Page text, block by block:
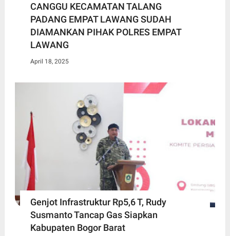
CANGGU KECAMATAN TALANG
PADANG EMPAT LAWANG SUDAH
DIAMANKAN PIHAK POLRES EMPAT
LAWANG
April 18, 2025
Genjot Infrastruktur Rp5,6 T, Rudy
Susmanto Tancap Gas Siapkan
Kabupaten Bogor Barat